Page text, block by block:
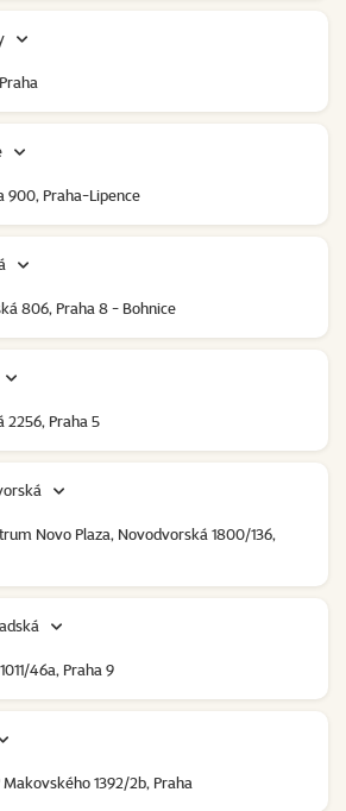
900, Praha-Lipence
806, Praha 8 - Bohnice
2256, Praha 5
Novo Plaza, Novodvorská 1800/136,
46a, Praha 9
Makovského 1392/2b, Praha